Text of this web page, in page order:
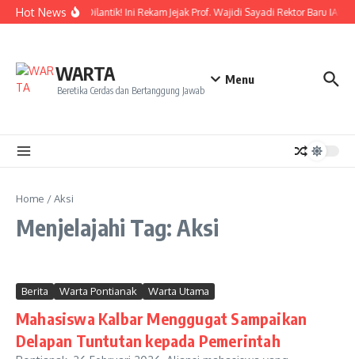
Lewati ke konten
Hot NewsResmi Dilantik! Ini Rekam Jejak Prof. Wajidi Sayadi Rektor Baru IAIN
WARTA
Beretika Cerdas dan Bertanggung Jawab
Menu
Home /Aksi
Menjelajahi Tag: Aksi
Berita Warta Pontianak Warta Utama
Mahasiswa Kalbar Menggugat Sampaikan
Delapan Tuntutan kepada Pemerintah